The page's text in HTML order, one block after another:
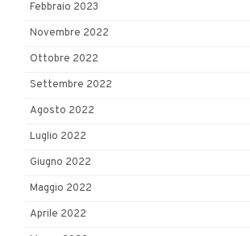
Febbraio 2023
Novembre 2022
Ottobre 2022
Settembre 2022
Agosto 2022
Luglio 2022
Giugno 2022
Maggio 2022
Aprile 2022